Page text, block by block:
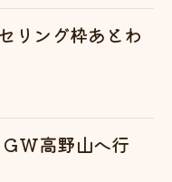
リング枠あとわ
GW高野山へ行